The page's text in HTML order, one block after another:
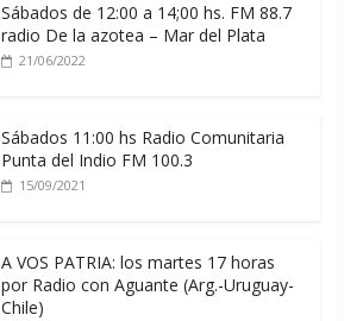
Sábados de 12:00 a 14;00 hs. FM 88.7
radio De la azotea – Mar del Plata
21/06/2022
Sábados 11:00 hs Radio Comunitaria
Punta del Indio FM 100.3
15/09/2021
A VOS PATRIA: los martes 17 horas
por Radio con Aguante (Arg.-Uruguay-
Chile)